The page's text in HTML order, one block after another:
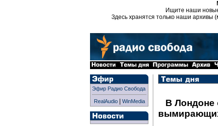
Ищите наши
Здесь хранятся только наши архивы
Эфир Радио Свобода
RealAudio| WinMedia
В Лондоне